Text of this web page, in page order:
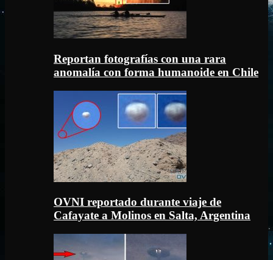
Reportan fotografías con una rara
anomalía con forma humanoide en Chile
OVNI reportado durante viaje de
Cafayate a Molinos en Salta, Argentina